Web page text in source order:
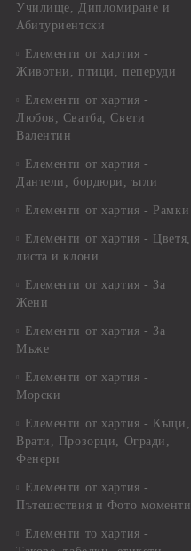
Училище, Дипломиране и
Абитуриентски
Елементи от хартия -
Животни, птици, пеперуди
Елементи от хартия -
Любов, Сватба, Свети
Валентин
Елементи от хартия -
Дантели, бордюри, ъгли
Елементи от хартия - Рамки
Елементи от хартия - Цветя,
листа и клони
Елементи от хартия - За
Жени
Елементи от хартия - За
Мъже
Елементи от хартия -
Морски
Елементи от хартия - Къщи,
Врати, Прозорци, Огради,
Фенери
Елементи от хартия -
Пътешествия и Фото моменти
Елементи то хартия -